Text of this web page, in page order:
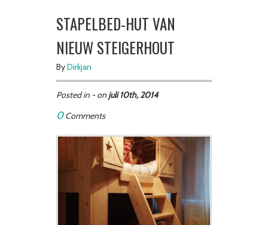
STAPELBED-HUT VAN
NIEUW STEIGERHOUT
ByDirkjan
Posted in - on juli 10th, 2014
0Comments